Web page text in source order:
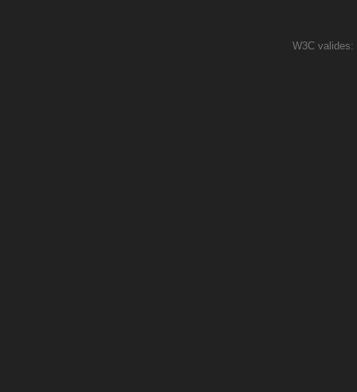
W3C valides: